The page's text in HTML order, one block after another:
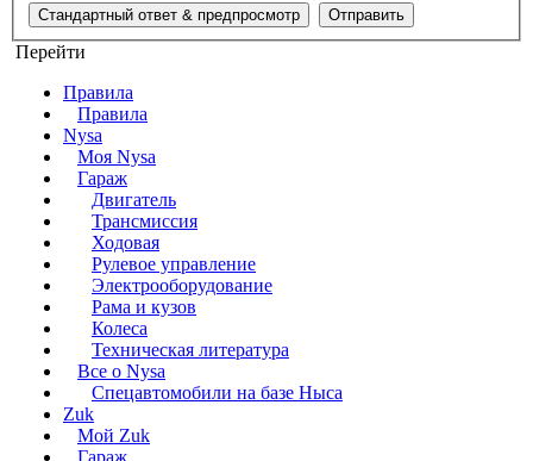
Перейти
Правила
Правила
Nysa
Моя Nysa
Гараж
Двигатель
Трансмиссия
Ходовая
Рулевое управление
Электрооборудование
Рама и кузов
Колеса
Техническая литература
Все о Nysa
Спецавтомобили на базе Ныса
Zuk
Мой Zuk
Гараж